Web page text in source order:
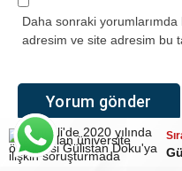
Daha sonraki yorumlarımda
adresim ve site adresim bu